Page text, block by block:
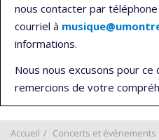
nous contacter par téléphone
courriel à
informations.
Nous nous excusons pour
remercions de votre
Accueil Concerts et événements